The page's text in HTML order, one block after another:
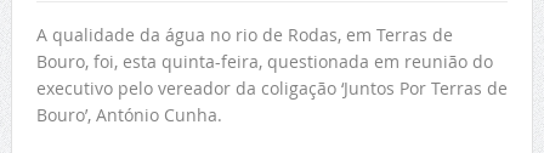
A qualidade da água no rio de Rodas, em Terras de
Bouro, foi, esta quinta-feira, questionada em reunião do
executivo pelo vereador da coligação ‘Juntos Por Terras de
Bouro’, António Cunha.